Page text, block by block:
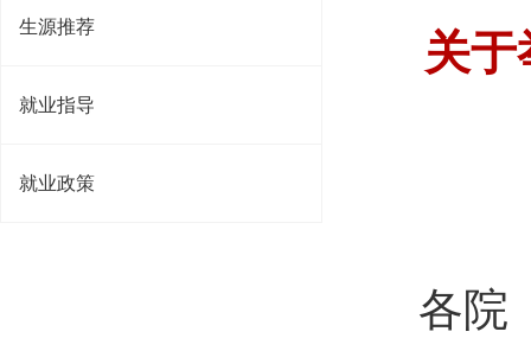
生源推荐
就业指导
就业政策
关
各院